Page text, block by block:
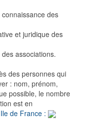
des
et juridique des
associations.
des personnes qui
: nom, prénom,
possible, le nombre
est en
de France :